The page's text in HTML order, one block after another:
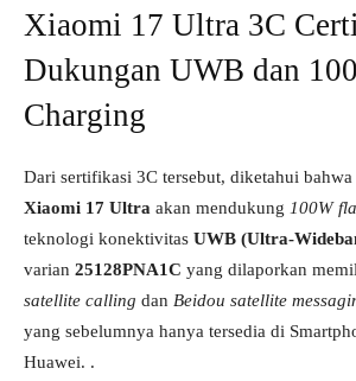
Xiaomi 17 Ultra 3C
Dukungan UWB dan
Charging
Dari sertifikasi 3C tersebut, diketahui
Xiaomi 17 Ultra akan mendukung 100W
teknologi konektivitas UWB (Ultra-
varian 25128PNA1C yang dilaporkan
satellite calling dan Beidou satellite
yang sebelumnya hanya tersedia di
Huawei. .